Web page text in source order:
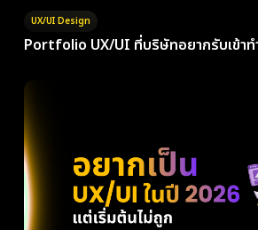
UX/UI Design
Portfolio UX/UI ที่บริษัทอยากรับเข้าท